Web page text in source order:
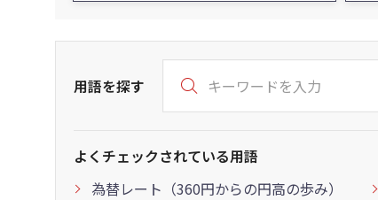
用語を探す
よくチェックされている用語
為替レート（360円からの円高の歩み）